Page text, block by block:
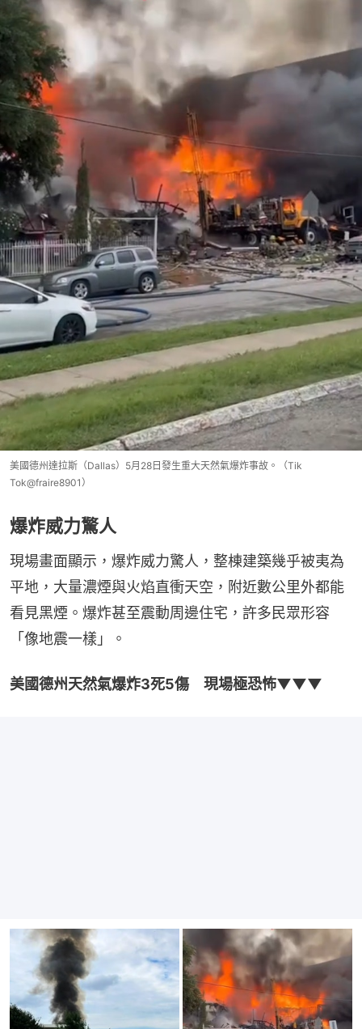
美國德州達拉斯（Dallas）5月28日發生重大天然氣爆炸事故。（Tik
Tok@fraire8901）
爆炸威力驚人
現場畫面顯示，爆炸威力驚人，整棟建築幾乎被夷為
平地，大量濃煙與火焰直衝天空，附近數公里外都能
看見黑煙。爆炸甚至震動周邊住宅，許多民眾形容
「像地震一樣」。
美國德州天然氣爆炸3死5傷　現場極恐怖▼▼▼